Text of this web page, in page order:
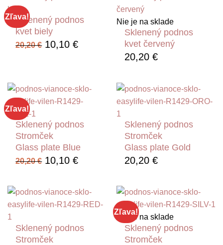
Zľava!
Sklenený podnos
kvet biely
20,20€ Pôvodná
10,10€Aktuálna
Nie je na sklade
Sklenený podnos
kvet červený
20,20€
Zľava!
Sklenený podnos
Stromček
Glass plate Blue
20,20€ Pôvodná
20,20 €.
10,10€Aktuálna
10,10 €.
Sklenený podnos
Stromček
Glass plate Gold
20,20€
Sklenený podnos
Stromček
Zľava!
Nie je na sklade
Sklenený podnos
Stromček